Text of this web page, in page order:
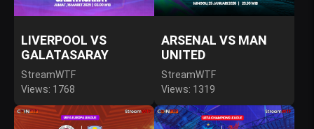
LIVERPOOL VS
GALATASARAY
StreamWTF
Views: 1768
ARSENAL VS MAN
UNITED
StreamWTF
Views: 1319